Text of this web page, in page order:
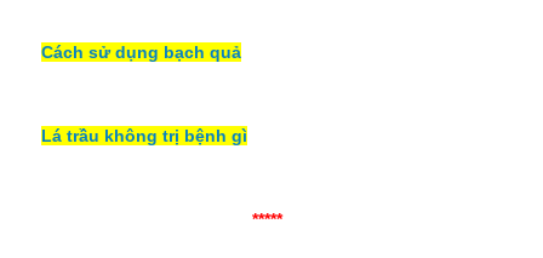
Cách sử dụng bạch quả
Lá trầu không trị bệnh gì
*****